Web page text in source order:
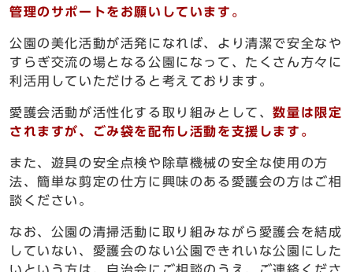
管理のサポートをお願いしています。
公園の美化活動が活発になれば、より清潔で安全なや
すらぎ交流の場となる公園になって、たくさん方々に
利活用していただけると考えております。
愛護会活動が活性化する取り組みとして、数量は限定
されますが、ごみ袋を配布し活動を支援します。
また、遊具の安全点検や除草機械の安全な使用の方
法、簡単な剪定の仕方に興味のある愛護会の方はご相
談ください。
なお、公園の清掃活動に取り組みながら愛護会を結成
していない、愛護会のない公園できれいな公園にした